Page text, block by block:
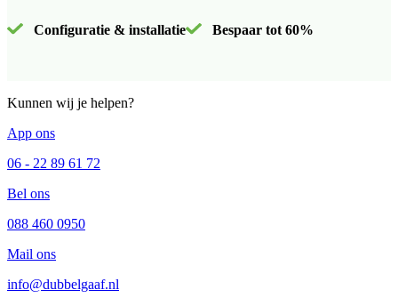
Configuratie & installatie Bespaar tot 60%
Kunnen wij je helpen?
App ons
06 - 22 89 61 72
Bel ons
088 460 0950
Mail ons
info@dubbelgaaf.nl